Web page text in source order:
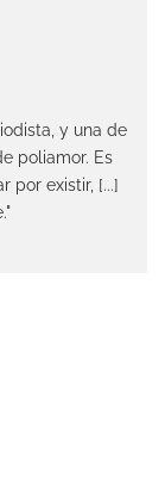
y una de
poliamor. Es
por existir, [...]